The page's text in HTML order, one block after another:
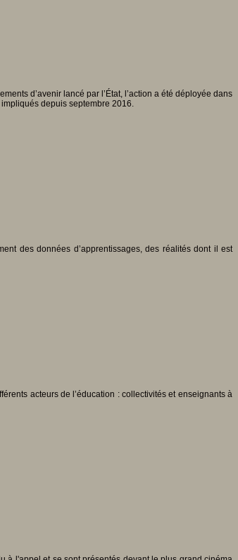
d’avenir lancé par l’État, l’action a été déployée dans
depuis septembre 2016.
des données d’apprentissages, des réalités dont il est
acteurs de l’éducation : collectivités et enseignants à